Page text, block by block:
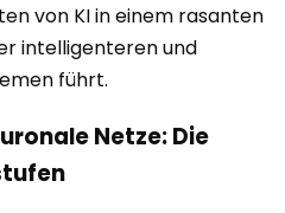
von KI in einem rasanten
intelligenteren und
führt.
Netze: Die